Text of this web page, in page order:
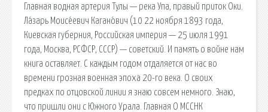
Главная водная артерия Тулы — река Упа, правый приток Оки.
Ла́зарь Моисе́евич Кагано́вич (10 22 ноября 1893 года,
Киевская губерния, Российская империя — 25 июля 1991
года, Москва, РСФСР, СССР) — советский. И память о войне нам
книга оставляет. С каждым годом отдаляется от нас во
времени грозная военная эпоха 20-го века. О своих
предках по отцовской линии я знаю совсем немного. Знаю,
что пришли они с Южного Урала. Главная О МССНК